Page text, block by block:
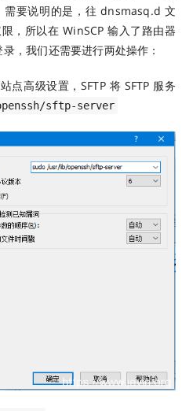
要说明的是，往 dnsmasq.d 文
，所以在 WinSCP 输入了路由器
，我们还需要进行两处操作：
点高级设置，SFTP 将 SFTP 服务
sftp-server